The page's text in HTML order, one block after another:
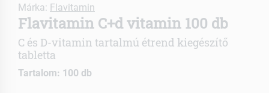
Márka: Flavitamin
Flavitamin C+d vitamin 100 db
C és D-vitamin tartalmú étrend kiegészítő
tabletta
Tartalom: 100 db